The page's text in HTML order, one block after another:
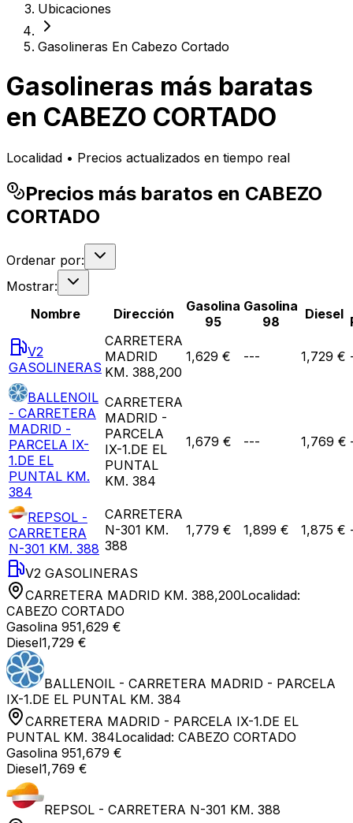
Ubicaciones
Gasolineras En Cabezo Cortado
Gasolineras más baratas
en CABEZO CORTADO
Localidad • Precios actualizados en tiempo real
Precios más baratos en CABEZO
CORTADO
Ordenar por:
Mostrar:
Nombre
Dirección
Gasolina
95
Gasolina
98
Diesel
V2
GASOLINERAS
CARRETERA
MADRID
KM. 388,200
1,629 € --- 1,729 €
BALLENOIL
- CARRETERA
MADRID -
PARCELA IX-
1.DE EL
PUNTAL KM.
384
CARRETERA
MADRID -
PARCELA
IX-1.DE EL
PUNTAL
KM. 384
1,679 € --- 1,769 €
REPSOL -
CARRETERA
N-301 KM. 388
CARRETERA
N-301 KM.
388
1,779 € 1,899 € 1,875 €
V2 GASOLINERAS
CARRETERA MADRID KM. 388,200Localidad:
CABEZO CORTADO
Gasolina 951,629 €
Diesel1,729 €
BALLENOIL - CARRETERA MADRID - PARCELA
IX-1.DE EL PUNTAL KM. 384
CARRETERA MADRID - PARCELA IX-1.DE EL
PUNTAL KM. 384Localidad: CABEZO CORTADO
Gasolina 951,679 €
Diesel1,769 €
REPSOL - CARRETERA N-301 KM. 388